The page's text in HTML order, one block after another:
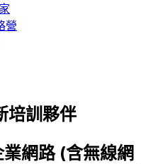
營
培訓夥伴
網路 (含無線網